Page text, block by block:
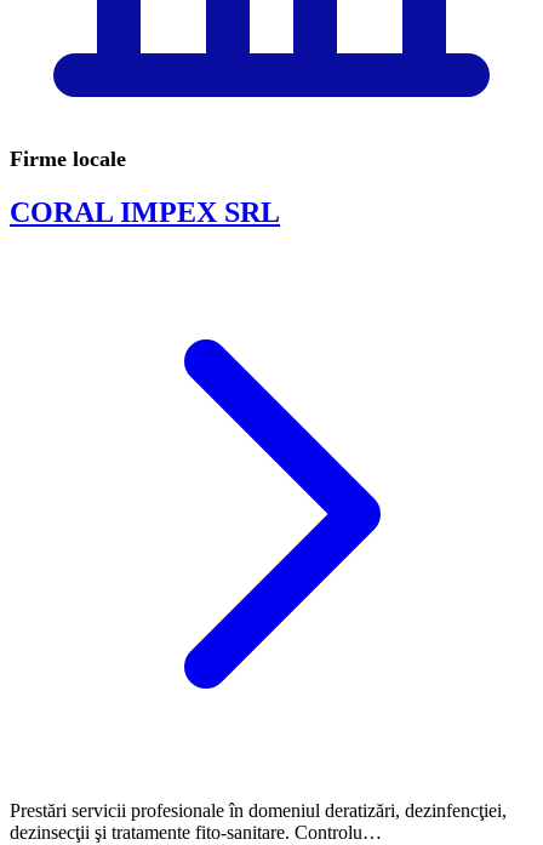
Firme locale
CORAL IMPEX SRL
Prestări servicii profesionale în domeniul deratizări, dezinfencţiei,
dezinsecţii şi tratamente fito-sanitare. Controlu…